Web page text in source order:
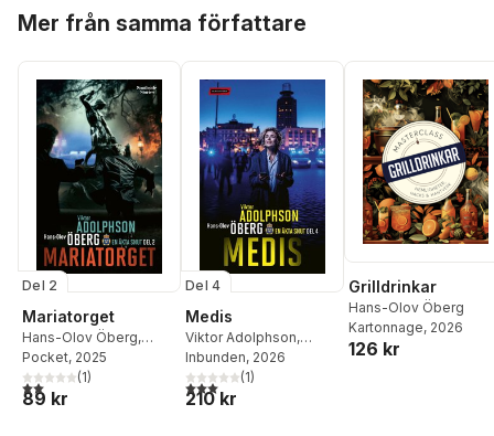
Mer från samma författare
Del 2
Mariatorget
Hans-Olov Öberg,
Viktor Adolphson
Pocket, 2025
2,0utav 5 stjärnor. Totalt antal röster:
(1)
89 kr
Del 4
Medis
Viktor Adolphson,
Hans-Olov Öberg
Inbunden, 2026
3,0utav 5 stjärnor. Totalt antal röster:
(1)
210 kr
Grilldrinkar
Hans-Olov Öberg
Kartonnage, 2026
126 kr